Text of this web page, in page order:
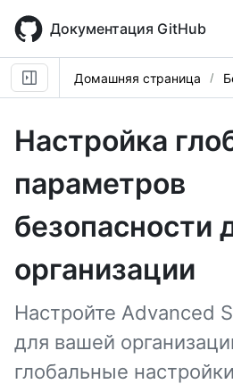
main
content
Документация GitHub
Домашняя страница
Настройка
параметров
безопасности
организации
Настройте Advanced
для вашей
глобальные